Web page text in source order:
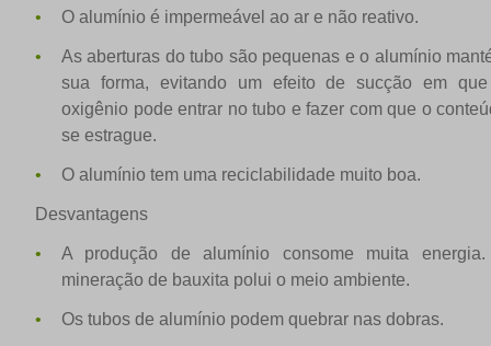
O alumínio é impermeável ao ar e não reativo.
As aberturas do tubo são pequenas e o alumínio
sua forma, evitando um efeito de sucção em
oxigênio pode entrar no tubo e fazer com que o
se estrague.
O alumínio tem uma reciclabilidade muito boa.
Desvantagens
A produção de alumínio consome muita
mineração de bauxita polui o meio ambiente.
Os tubos de alumínio podem quebrar nas dobras.